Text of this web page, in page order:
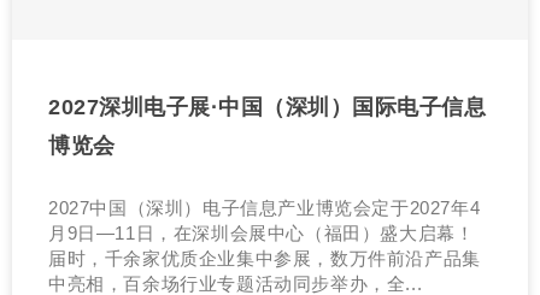
2027深圳电子展·中国（深圳）国际电子信息
博览会
2027中国（深圳）电子信息产业博览会定于2027年4
月9日—11日，在深圳会展中心（福田）盛大启幕！
届时，千余家优质企业集中参展，数万件前沿产品集
中亮相，百余场行业专题活动同步举办，全...